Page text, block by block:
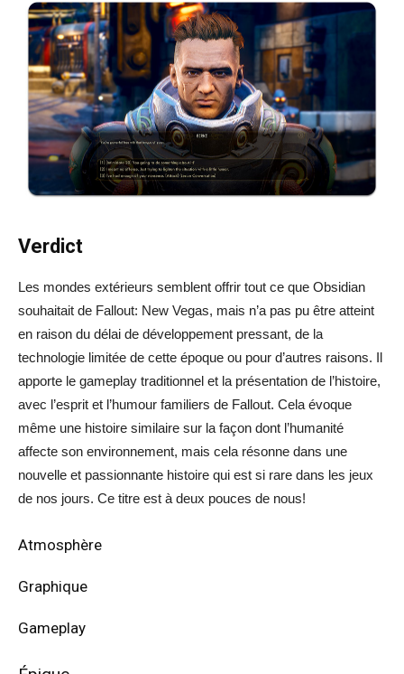
Verdict
Les mondes extérieurs semblent offrir tout ce que Obsidian
souhaitait de Fallout: New Vegas, mais n’a pas pu être atteint
en raison du délai de développement pressant, de la
technologie limitée de cette époque ou pour d’autres raisons. Il
apporte le gameplay traditionnel et la présentation de l’histoire,
avec l’esprit et l’humour familiers de Fallout. Cela évoque
même une histoire similaire sur la façon dont l’humanité
affecte son environnement, mais cela résonne dans une
nouvelle et passionnante histoire qui est si rare dans les jeux
de nos jours. Ce titre est à deux pouces de nous!
Atmosphère
Graphique
Gameplay